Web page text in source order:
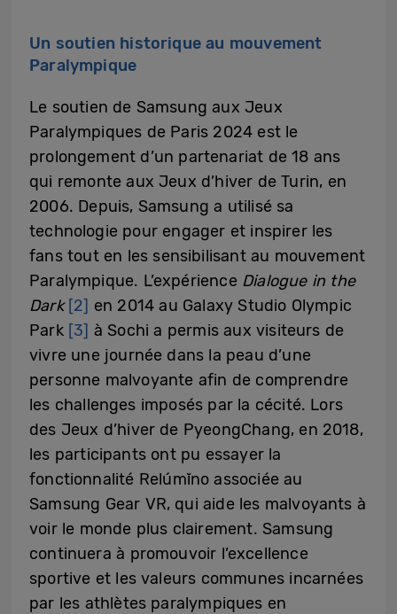
Un soutien historique au mouvement
Paralympique
Le soutien de Samsung aux Jeux
Paralympiques de Paris 2024 est le
prolongement d’un partenariat de 18 ans
qui remonte aux Jeux d’hiver de Turin, en
2006. Depuis, Samsung a utilisé sa
technologie pour engager et inspirer les
fans tout en les sensibilisant au mouvement
Paralympique. L’expérience Dialogue in the
Dark [2] en 2014 au Galaxy Studio Olympic
Park [3] à Sochi a permis aux visiteurs de
vivre une journée dans la peau d’une
personne malvoyante afin de comprendre
les challenges imposés par la cécité. Lors
des Jeux d’hiver de PyeongChang, en 2018,
les participants ont pu essayer la
fonctionnalité Relúmĭno associée au
Samsung Gear VR, qui aide les malvoyants à
voir le monde plus clairement. Samsung
continuera à promouvoir l’excellence
sportive et les valeurs communes incarnées
par les athlètes paralympiques en